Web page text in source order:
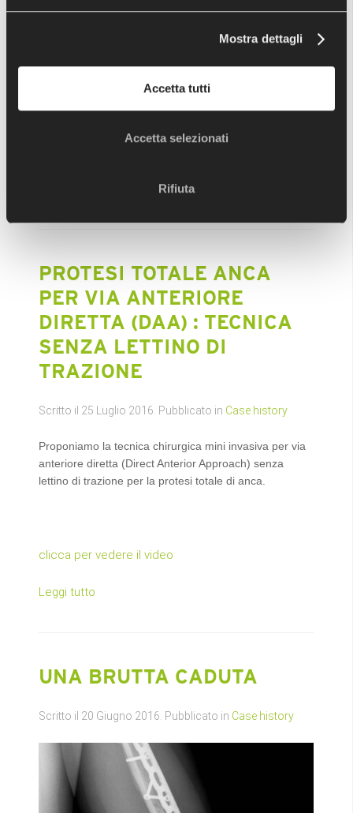
Mostra dettagli
Accetta tutti
Accetta selezionati
Rifiuta
prossimale ( 31 B2 sec class AO) e diafisaria (32 B3
PROTESI TOTALE ANCA
PER VIA ANTERIORE
DIRETTA (DAA) : TECNICA
SENZA LETTINO DI
TRAZIONE
Scritto il 25 Luglio 2016 . Pubblicato in Case history
Proponiamo la tecnica chirurgica mini invasiva per via
anteriore diretta (Direct Anterior Approach) senza
lettino di trazione per la protesi totale di anca.
clicca per vedere il video
Leggi tutto
UNA BRUTTA CADUTA
Scritto il 20 Giugno 2016 . Pubblicato in Case history